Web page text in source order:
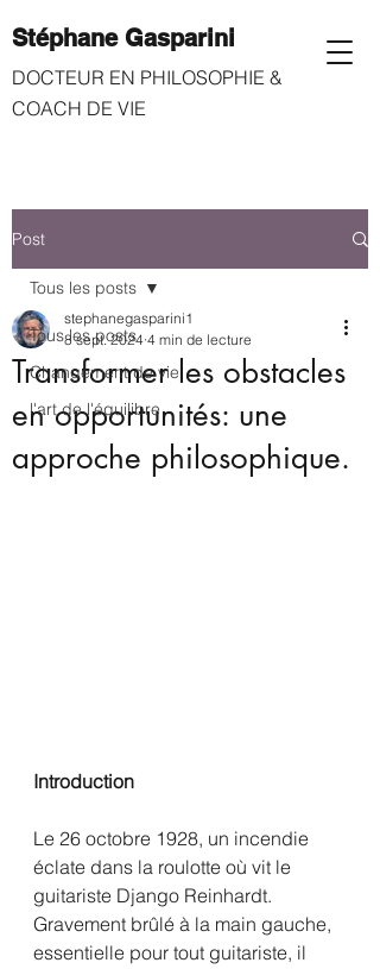
Stéphane Gasparini
DOCTEUR EN PHILOSOPHIE &
COACH DE VIE
Post
Tous les posts
Changement de vie
l'art de l'équilibre
Tous les posts
Transformer les obstacles
en opportunités: une
approche philosophique.
stephanegasparini1
8 sept. 2024 4 min de lecture
Introduction
Le 26 octobre 1928, un incendie
éclate dans la roulotte où vit le
guitariste Django Reinhardt.
Gravement brûlé à la main gauche,
essentielle pour tout guitariste, il